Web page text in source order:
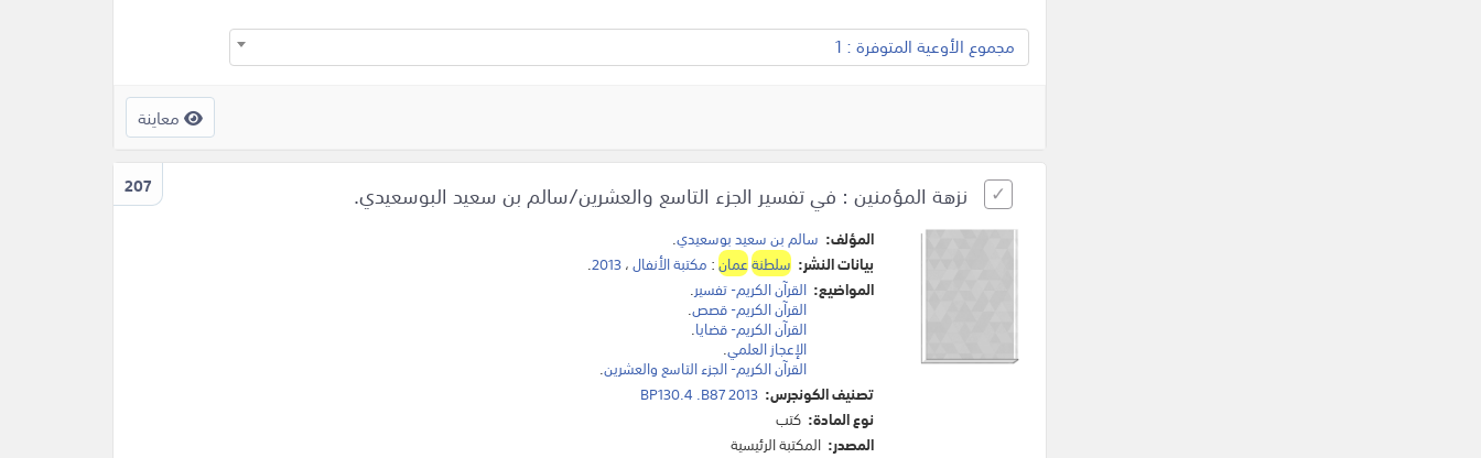
مجموع الأوعية المتوفرة : 1
معاينة
207 نزهة المؤمنين : في تفسير الجزء التاسع والعشرين/سالم بن سعيد البوسعيدي.
المؤلف: سالم بن سعيد بوسعيدي.
بيانات النشر: سلطنةعمان: مكتبة الأنفال،2013
.
المواضيع: القرآن الكريم- تفسير.
القرآن الكريم- قصص.
القرآن الكريم- قضايا.
الإعجاز العلمي.
القرآن الكريم- الجزء التاسع والعشرين.
تصنيف الكونجرس: BP130.4 .B87 2013
نوع المادة: كتب
المصدر: المكتبة الرئيسية